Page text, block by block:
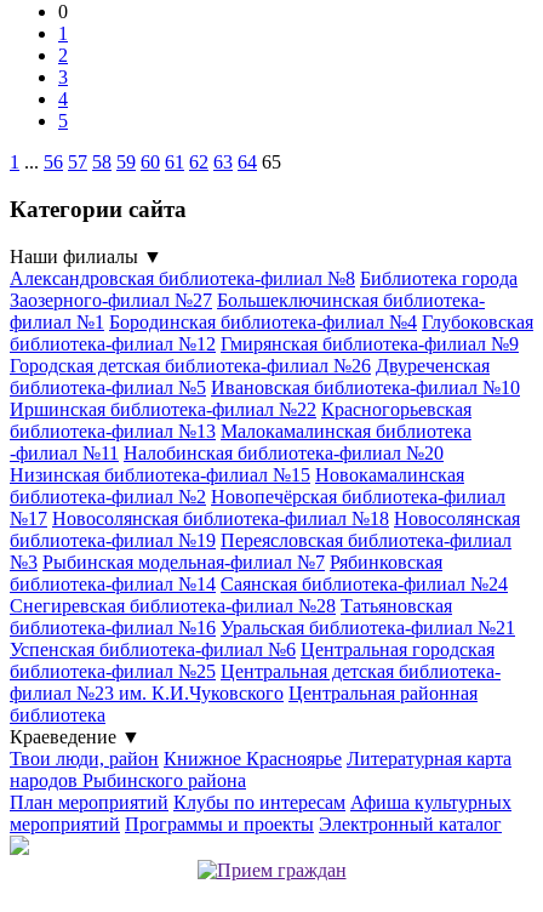
0
1
2
3
4
5
1 ... 56 57 58 59 60 61 62 63 64 65
Категории сайта
Наши филиалы ▼
Александровская библиотека-филиал №8 Библиотека города
Заозерного-филиал №27 Большеключинская библиотека-
филиал №1 Бородинская библиотека-филиал №4 Глубоковская
библиотека-филиал №12 Гмирянская библиотека-филиал №9
Городская детская библиотека-филиал №26 Двуреченская
библиотека-филиал №5 Ивановская библиотека-филиал №10
Иршинская библиотека-филиал №22 Красногорьевская
библиотека-филиал №13 Малокамалинская библиотека
-филиал №11 Налобинская библиотека-филиал №20
Низинская библиотека-филиал №15 Новокамалинская
библиотека-филиал №2 Новопечёрская библиотека-филиал
№17 Новосолянская библиотека-филиал №18 Новосолянская
библиотека-филиал №19 Переясловская библиотека-филиал
№3 Рыбинская модельная-филиал №7 Рябинковская
библиотека-филиал №14 Саянская библиотека-филиал №24
Снегиревская библиотека-филиал №28 Татьяновская
библиотека-филиал №16 Уральская библиотека-филиал №21
Успенская библиотека-филиал №6 Центральная городская
библиотека-филиал №25 Центральная детская библиотека-
филиал №23 им. К.И.Чуковского Центральная районная
библиотека
Краеведение ▼
Твои люди, район Книжное Красноярье Литературная карта
народов Рыбинского района
План мероприятий Клубы по интересам Афиша культурных
мероприятий Программы и проекты Электронный каталог